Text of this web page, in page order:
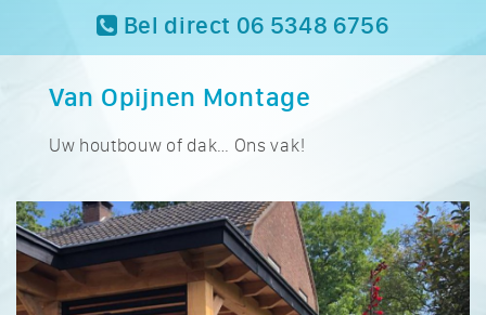
Bel direct 06 5348 6756
Van Opijnen Montage
Uw houtbouw of dak… Ons vak!